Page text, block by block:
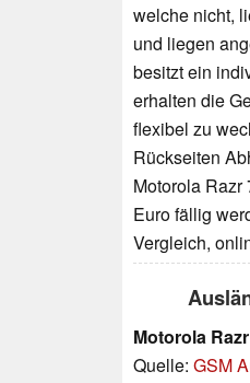
welche nicht,
und liegen
besitzt ein
erhalten die
flexibel zu
Rückseiten
Motorola Razr
Euro fällig
Vergleich,
Motorola
Quelle: GSM